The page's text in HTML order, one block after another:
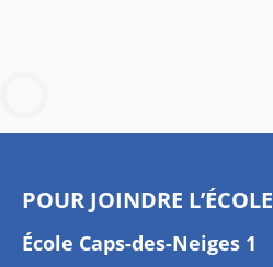
POUR JOINDRE L’ÉCOLE
École Caps-des-Neiges 1